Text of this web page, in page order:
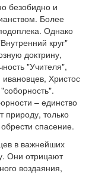
безобидно и
Более
Однако
круг"
доктрину,
"Учителя",
Христос
– единство
только
спасение.
в важнейших
Они отрицают
воздаяния,